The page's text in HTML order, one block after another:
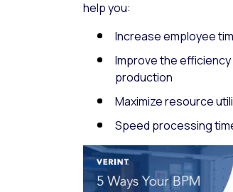
help you:
Increase employee
Improve the
production
Maximize resource
Speed processing